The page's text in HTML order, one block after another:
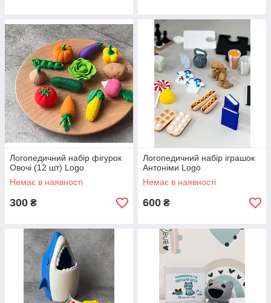
Логопедичний набір фігурок
Овочі (12 шт) Logo
Немає в наявності
300 ₴
Логопедичний набір іграшок
Антоніми Logo
Немає в наявності
600 ₴